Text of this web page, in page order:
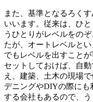
また、基準となるろく
いいます。従来は、ひ
うひとりがレベルをの
たが、オートレベルと
でもレベルを出すこと
セットしておけば、自
え、建築、土木の現場
デニングやDIYの際にも
する会社もあるので、